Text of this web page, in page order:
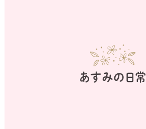
あすみの日常